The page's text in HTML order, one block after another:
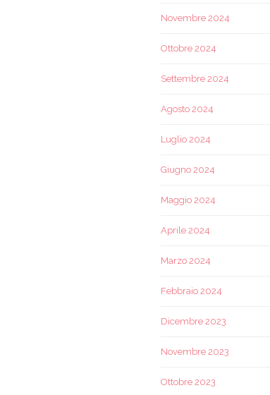
Novembre 2024
Ottobre 2024
Settembre 2024
Agosto 2024
Luglio 2024
Giugno 2024
Maggio 2024
Aprile 2024
Marzo 2024
Febbraio 2024
Dicembre 2023
Novembre 2023
Ottobre 2023